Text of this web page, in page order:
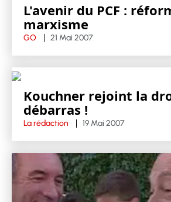
L'avenir du PCF :
marxisme
GO 21 Mai 2007
Kouchner rejoint la
débarras !
La rédaction 19 Mai 2007